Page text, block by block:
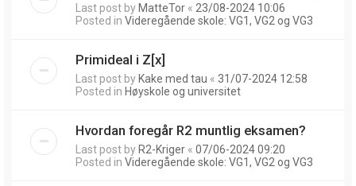
Last post by MatteTor « 23/08-2024 10:06
Posted in Videregående skole: VG1, VG2 og VG3
Primideal i Z[x]
Last post by Kake med tau « 31/07-2024 12:58
Posted in Høyskole og universitet
Hvordan foregår R2 muntlig eksamen?
Last post by R2-Kriger « 07/06-2024 09:20
Posted in Videregående skole: VG1, VG2 og VG3